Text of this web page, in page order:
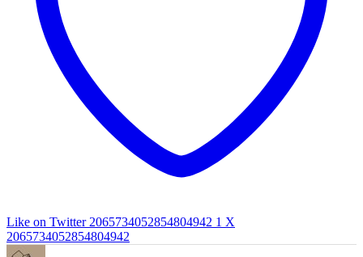
Like on Twitter 2065734052854804942 1 X
2065734052854804942